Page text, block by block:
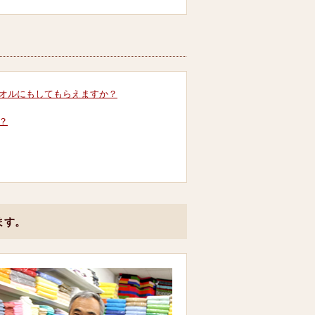
ルにもしてもらえますか？
。